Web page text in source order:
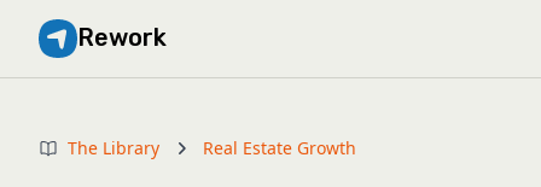
Rework
The Library Real Estate Growth